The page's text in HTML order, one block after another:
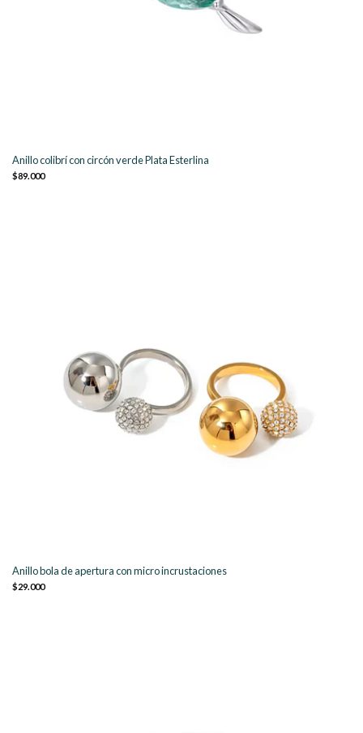
Anillo colibrí con circón verde Plata Esterlina
$89.000
Anillo bola de apertura con micro incrustaciones
$29.000